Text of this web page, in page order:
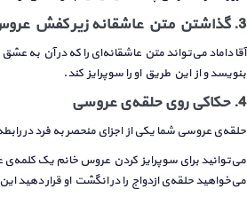
3
.گذاشتن متن عاشقانه زیر کفش
آقا داماد می‌تواند متن عاشقانه‌ای را که در آن به
بنویسد و از این طریق او را سوپرایز کند.
4. حکاکی روی حلقه‌ی عروسی
حلقه‌ی عروسی شما یکی از اجزای منحصر به فرد در
می‌توانید برای سوپرایز کردن عروس خانم یک کلمه‌ی
می‌خواهید حلقه‌ی ازدواج را در انگشت او قرار دهید